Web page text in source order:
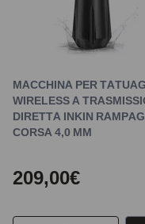
MACCHINA PER
WIRELESS A
DIRETTA INKIN
CORSA 4,0 MM
209,00€